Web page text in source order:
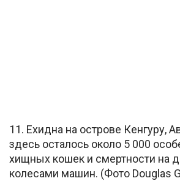
11. Ехидна на острове Кенгуру,
здесь осталось около 5 000
хищных кошек и смертности на
колесами машин. (Фото Douglas